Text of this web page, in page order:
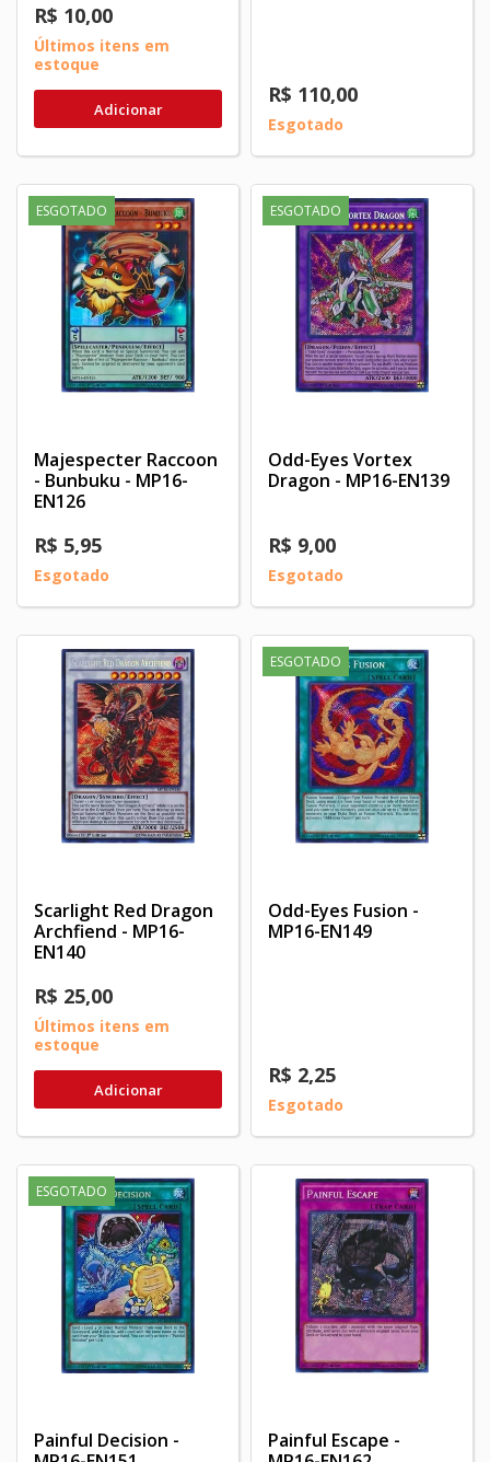
R$ 10,00
Últimos itens em
estoque
Adicionar
R$ 110,00
Esgotado
ESGOTADO
Majespecter Raccoon
- Bunbuku - MP16-
EN126
R$ 5,95
Esgotado
ESGOTADO
Odd-Eyes Vortex
Dragon - MP16-EN139
R$ 9,00
Esgotado
Scarlight Red Dragon
Archfiend - MP16-
EN140
R$ 25,00
Últimos itens em
estoque
Adicionar
ESGOTADO
Odd-Eyes Fusion -
MP16-EN149
R$ 2,25
Esgotado
ESGOTADO
Painful Decision -
Painful Escape -